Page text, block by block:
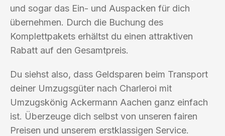
und sogar das Ein- und Auspacken für dich
übernehmen. Durch die Buchung des
Komplettpakets erhältst du einen attraktiven
Rabatt auf den Gesamtpreis.
Du siehst also, dass Geldsparen beim Transport
deiner Umzugsgüter nach Charleroi mit
Umzugskönig Ackermann Aachen ganz einfach
ist. Überzeuge dich selbst von unseren fairen
Preisen und unserem erstklassigen Service.